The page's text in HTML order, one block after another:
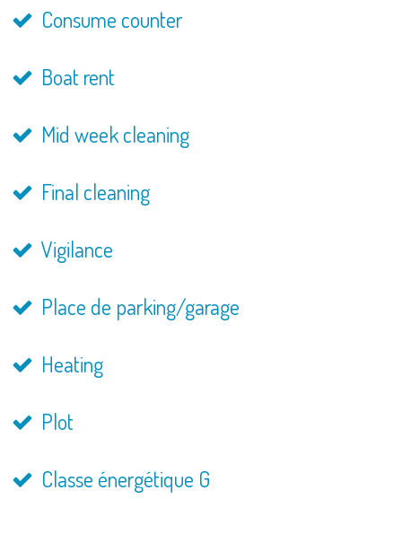
Consume counter
Boat rent
Mid week cleaning
Final cleaning
Vigilance
Place de parking/garage
Heating
Plot
Classe énergétique G